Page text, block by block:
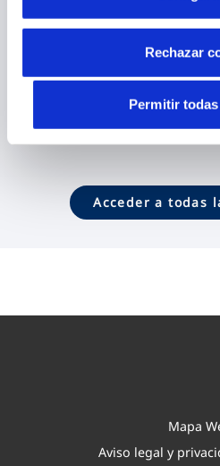
Rechazar
Permitir
Acceder a todas
Mapa
Aviso legal y